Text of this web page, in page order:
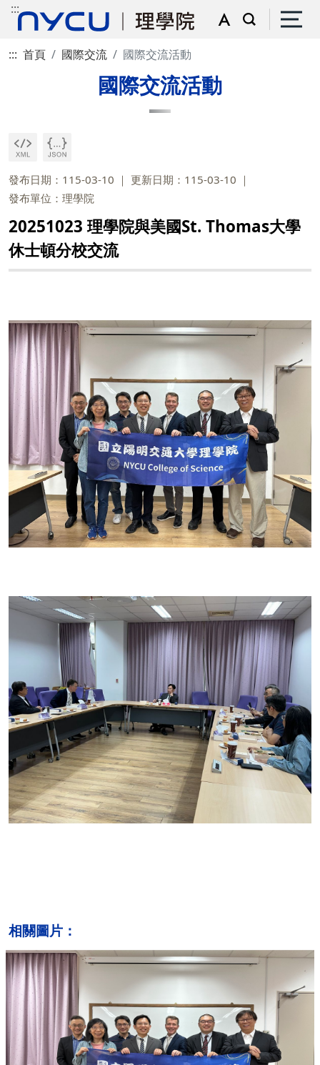
:::
::: 首頁 國際交流 國際交流活動
國際交流活動
發布日期：115-03-10
更新日期：115-03-10
發布單位：理學院
20251023 理學院與美國St. Thomas大學
休士頓分校交流
相關圖片：